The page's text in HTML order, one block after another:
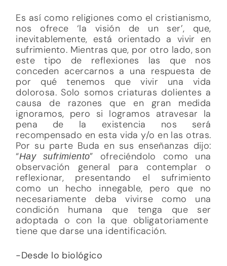
Es así como religiones como el cristianismo,
nos ofrece ‘la visión de un ser’, que,
inevitablemente, está orientado a vivir en
sufrimiento. Mientras que, por otro lado, son
este tipo de reflexiones las que nos
conceden acercarnos a una respuesta de
por qué tenemos que vivir una vida
dolorosa. Solo somos criaturas dolientes a
causa de razones que en gran medida
ignoramos, pero si logramos atravesar la
pena de la existencia nos será
recompensado en esta vida y/o en las otras.
Por su parte Buda en sus enseñanzas dijo:
“Hay sufrimiento” ofreciéndolo como una
observación general para contemplar o
reflexionar, presentando el sufrimiento
como un hecho innegable, pero que no
necesariamente deba vivirse como una
condición humana que tenga que ser
adoptada o con la que obligatoriamente
tiene que darse una identificación.
-Desde lo biológico